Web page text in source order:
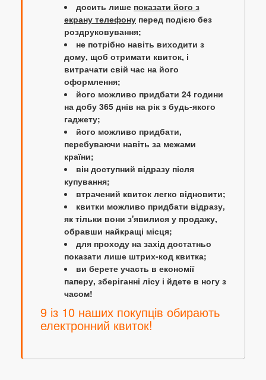
досить лише показати його з
екрану телефону перед подією без
роздруковування;
не потрібно навіть виходити з
дому, щоб отримати квиток, і
витрачати свій час на його
оформлення;
його можливо придбати 24 години
на добу 365 днів на рік з будь-якого
гаджету;
його можливо придбати,
перебуваючи навіть за межами
країни;
він доступний відразу після
купування;
втрачений квиток легко відновити;
квитки можливо придбати відразу,
як тільки вони з'явилися у продажу,
обравши найкращі місця;
для проходу на захід достатньо
показати лише штрих-код квитка;
ви берете участь в економії
паперу, зберіганні лісу і йдете в ногу з
часом!
9 із 10 наших покупців обирають
електронний квиток!